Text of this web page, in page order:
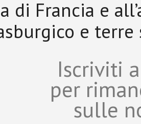
di Francia e
e terre
Iscriviti
per
sulle